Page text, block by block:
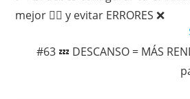
mejor 🏃‍♂️ y evitar ERRORES ❌
#63 💤 DESCANSO = MÁS